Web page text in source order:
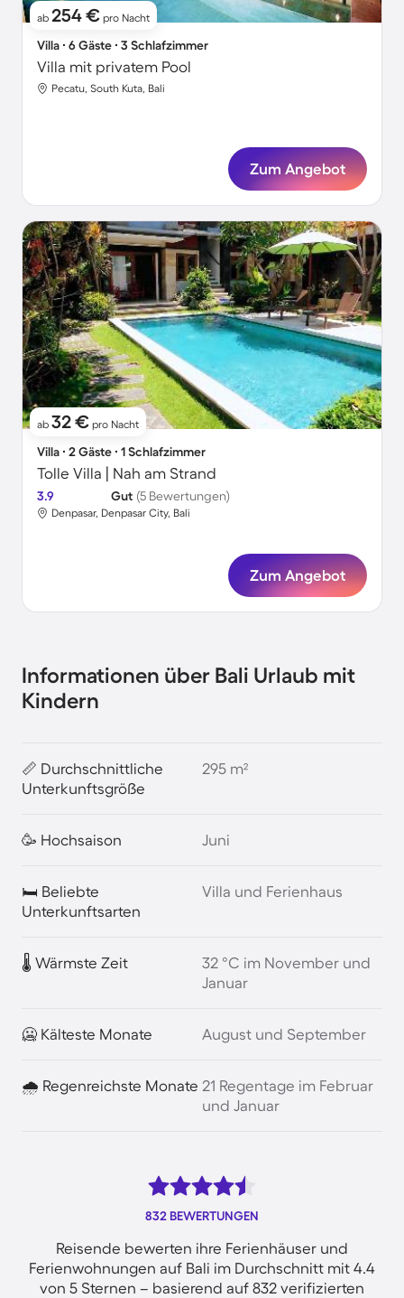
ab 254 € pro Nacht
Villa ∙ 6 Gäste ∙ 3 Schlafzimmer
Villa mit privatem Pool
Pecatu, South Kuta, Bali
Zum Angebot
ab 32 € pro Nacht
Villa ∙ 2 Gäste ∙ 1 Schlafzimmer
Tolle Villa | Nah am Strand
3.9 Gut (5 Bewertungen)
Denpasar, Denpasar City, Bali
Zum Angebot
Informationen über Bali Urlaub mit
Kindern
📏 Durchschnittliche
Unterkunftsgröße
295 m²
🥳 Hochsaison Juni
🛏️ Beliebte
Unterkunftsarten
Villa und Ferienhaus
🌡️ Wärmste Zeit
32 °C im November und
Januar
🥶 Kälteste Monate August und September
🌧️ Regenreichste Monate 21 Regentage im Februar
und Januar
832 BEWERTUNGEN
Reisende bewerten ihre Ferienhäuser und
Ferienwohnungen auf Bali im Durchschnitt mit 4.4
von 5 Sternen – basierend auf 832 verifizierten